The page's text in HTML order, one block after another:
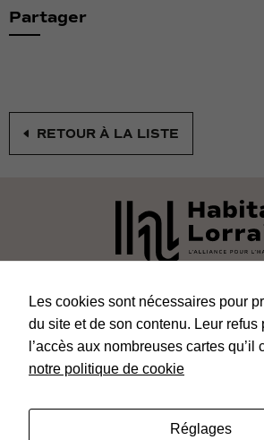
Partager
RETOUR À LA LISTE
POLITIQUE DE
PLAN DU SITE
Les cookies sont nécessaires pour
du site et de son contenu. Leur refus
l’accès aux nombreuses cartes qu’il
notre politique de cookie
Réglages
la
le
est
Afin
site
visite.